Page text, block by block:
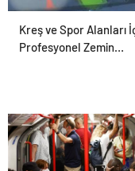
Polise bıçakla saldıran
şüpheli ayağından
Kreş ve Spor Alanları
Profesyonel Zemin